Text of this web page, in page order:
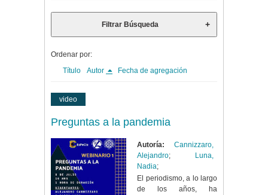
Filtrar Búsqueda
Ordenar por:
Título
Autor Fecha de agregación
video
Preguntas a la pandemia
Autoría:
Cannizzaro,
Alejandro;
Luna,
Nadia;
El periodismo, a lo largo
de los años, ha